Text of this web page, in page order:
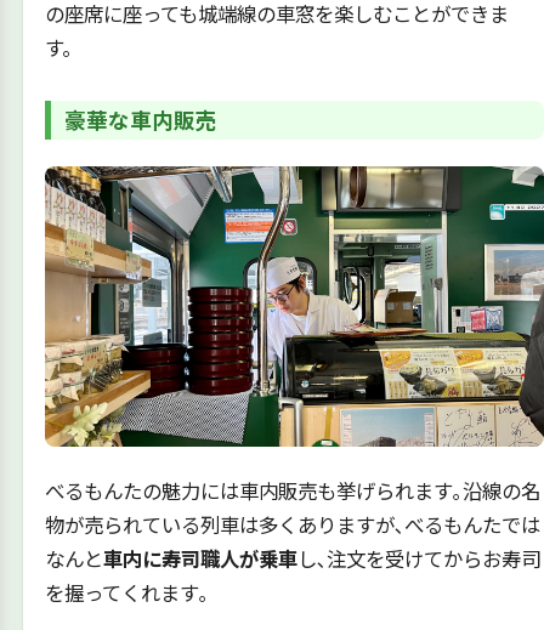
の座席に座っても城端線の車窓を楽しむことができま
す。
豪華な車内販売
べるもんたの魅力には車内販売も挙げられます｡沿線の名
物が売られている列車は多くありますが､べるもんたでは
なんと車内に寿司職人が乗車し､注文を受けてからお寿司
を握ってくれます｡